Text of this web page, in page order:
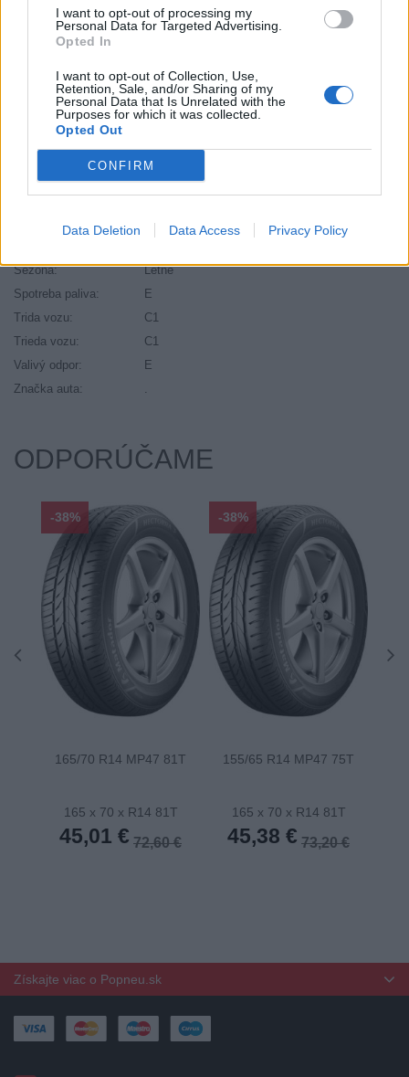
I want to opt-out of processing my
Personal Data for Targeted Advertising.
Opted In
I want to opt-out of Collection, Use,
Retention, Sale, and/or Sharing of my
Personal Data that Is Unrelated with the
Purposes for which it was collected.
Opted Out
CONFIRM
Data Deletion Data Access Privacy Policy
Hlučnosť:
70
Hlučnosť typ:
2
Index kg:
98 (750kg)
Konštrukcia:
Radiální
Palce:
19
Priľnavosť na mokru:
C
45
Sezóna:
Letné
Spotreba paliva:
E
Trida vozu:
C1
Trieda vozu:
C1
Valivý odpor:
E
Značka auta:
ODPORÚČAME
-38%
165/70 R14 MP47 81T
165 x 70 x R14 81T
45,01 € 72,60 €
-38%
155/65 R14 MP47 75T
165 x 70 x R14 81T
45,38 € 73,20 €
Získajte viac o Popneu.sk